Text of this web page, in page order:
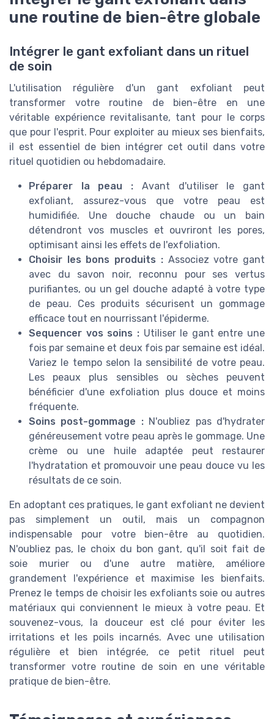
une routine de bien-être globale
Intégrer le gant exfoliant dans un rituel
de soin
L'utilisation régulière d'un gant exfoliant peut
transformer votre routine de bien-être en une
véritable expérience revitalisante, tant pour le corps
que pour l'esprit. Pour exploiter au mieux ses bienfaits,
il est essentiel de bien intégrer cet outil dans votre
rituel quotidien ou hebdomadaire.
Préparer la peau : Avant d'utiliser le gant
exfoliant, assurez-vous que votre peau est
humidifiée. Une douche chaude ou un bain
détendront vos muscles et ouvriront les pores,
optimisant ainsi les effets de l'exfoliation.
Choisir les bons produits :Associez votre gant
avec du savon noir, reconnu pour ses vertus
purifiantes, ou un gel douche adapté à votre type
de peau. Ces produits sécurisent un gommage
efficace tout en nourrissant l'épiderme.
Sequencer vos soins :Utiliser le gant entre une
fois par semaine et deux fois par semaine est idéal.
Variez le tempo selon la sensibilité de votre peau.
Les peaux plus sensibles ou sèches peuvent
bénéficier d'une exfoliation plus douce et moins
fréquente.
Soins post-gommage :N'oubliez pas d'hydrater
généreusement votre peau après le gommage. Une
crème ou une huile adaptée peut restaurer
l'hydratation et promouvoir une peau douce vu les
résultats de ce soin.
En adoptant ces pratiques, le gant exfoliant ne devient
pas simplement un outil, mais un compagnon
indispensable pour votre bien-être au quotidien.
N'oubliez pas, le choix du bon gant, qu'il soit fait de
soie murier ou d'une autre matière, améliore
grandement l'expérience et maximise les bienfaits.
Prenez le temps de choisir les exfoliants soie ou autres
matériaux qui conviennent le mieux à votre peau. Et
souvenez-vous, la douceur est clé pour éviter les
irritations et les poils incarnés. Avec une utilisation
régulière et bien intégrée, ce petit rituel peut
transformer votre routine de soin en une véritable
pratique de bien-être.